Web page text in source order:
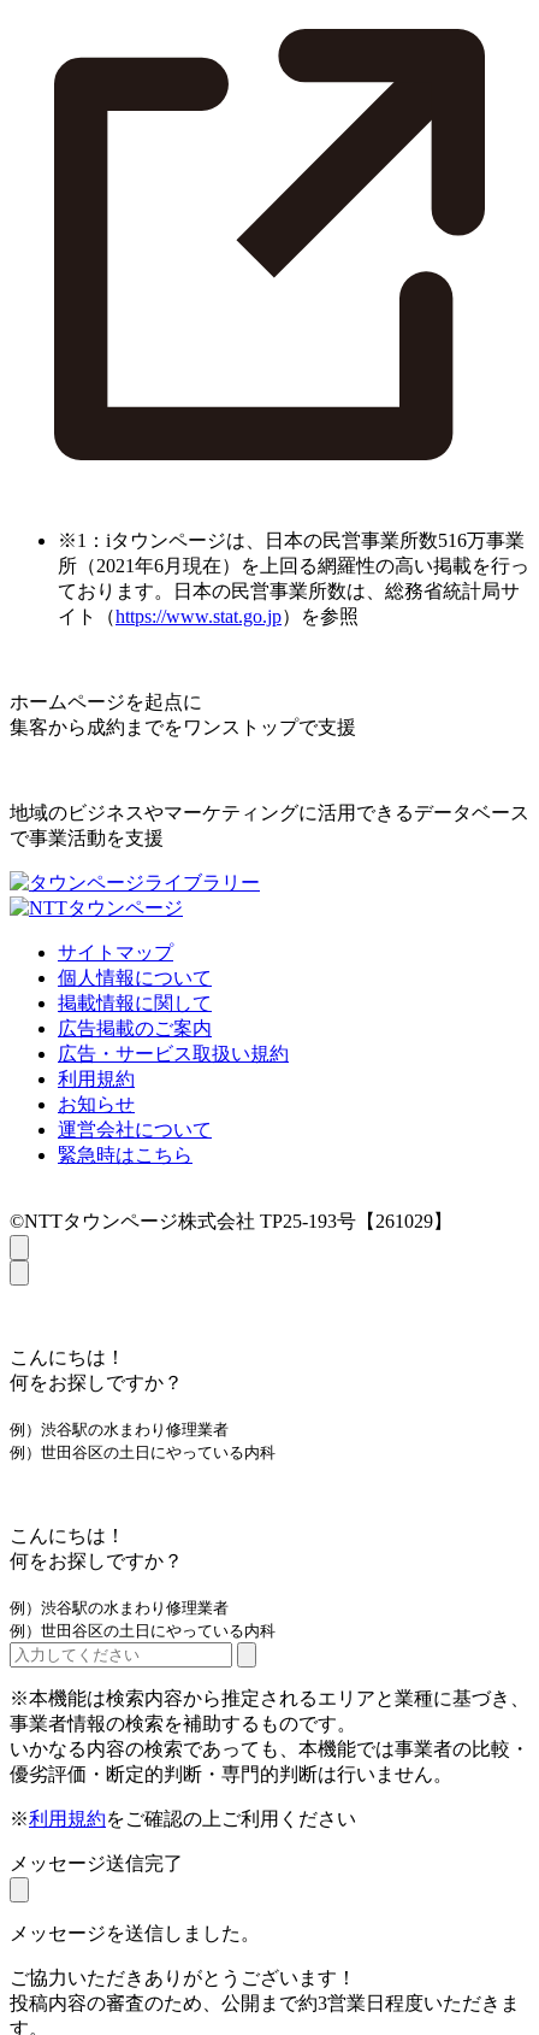
※1：iタウンページは、日本の民営事業所数516万事業
所（2021年6月現在）を上回る網羅性の高い掲載を行っ
ております。日本の民営事業所数は、総務省統計局サ
イト（https://www.stat.go.jp）を参照
ホームページを起点に
集客から成約までをワンストップで支援
地域のビジネスやマーケティングに活用できるデータベース
で事業活動を支援
サイトマップ
個人情報について
掲載情報に関して
広告掲載のご案内
広告・サービス取扱い規約
利用規約
お知らせ
運営会社について
緊急時はこちら
©NTTタウンページ株式会社 TP25-193号【261029】
こんにちは！
何をお探しですか？
例）渋谷駅の水まわり修理業者
例）世田谷区の土日にやっている内科
こんにちは！
何をお探しですか？
例）渋谷駅の水まわり修理業者
例）世田谷区の土日にやっている内科
※本機能は検索内容から推定されるエリアと業種に基づき、
事業者情報の検索を補助するものです。
いかなる内容の検索であっても、本機能では事業者の比較・
優劣評価・断定的判断・専門的判断は行いません。
※利用規約をご確認の上ご利用ください
メッセージ送信完了
メッセージを送信しました。
ご協力いただきありがとうございます！
投稿内容の審査のため、公開まで約3営業日程度いただきま
す。